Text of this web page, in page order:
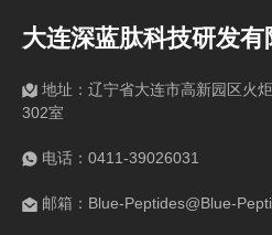
大连深蓝肽科技研发有
地址：辽宁省大连市高新园区火
302室
电话：0411-39026031
邮箱：Blue-Peptides@Blue-